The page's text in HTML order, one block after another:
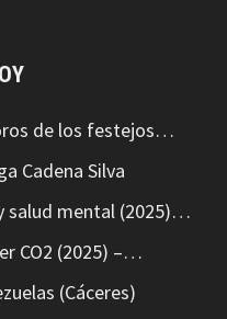
de los festejos…
Cadena Silva
salud mental (2025)…
CO2 (2025) –…
(Cáceres)